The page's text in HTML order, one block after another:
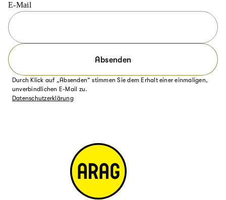
E-Mail
Absenden
Durch Klick auf „Absenden“ stimmen Sie dem Erhalt einer einmaligen,
unverbindlichen E-Mail zu.
Datenschutzerklärung